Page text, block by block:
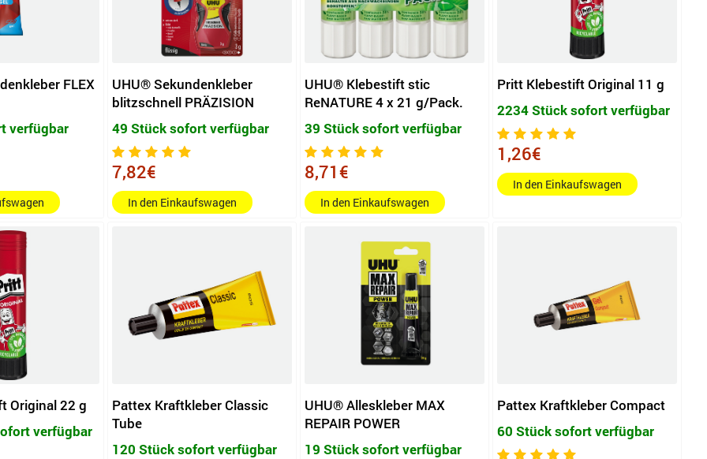
FLEX
verfügbar
UHU® Sekundenkleber
blitzschnell PRÄZISION
49 Stück sofort verfügbar
7,82€
In den Einkaufswagen
UHU® Klebestift stic
ReNATURE 4 x 21 g/Pack.
39 Stück sofort verfügbar
8,71€
In den Einkaufswagen
Pritt Klebestift Original 11 g
2234 Stück sofort verfügbar
1,26€
In den Einkaufswagen
Original 22 g
verfügbar
Pattex Kraftkleber Classic
Tube
120 Stück sofort verfügbar
UHU® Alleskleber MAX
REPAIR POWER
19 Stück sofort verfügbar
Pattex Kraftkleber Compact
60 Stück sofort verfügbar